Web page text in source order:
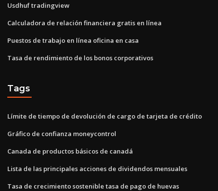
Usdhuf tradingview
Calculadora de relación financiera gratis en línea
Puestos de trabajo en línea oficina en casa
Tasa de rendimiento de los bonos corporativos
Tags
Límite de tiempo de devolución de cargo de tarjeta de crédito
Gráfico de confianza moneycontrol
Canada de productos básicos de canadá
Lista de las principales acciones de dividendos mensuales
Tasa de crecimiento sostenible tasa de pago de huevas